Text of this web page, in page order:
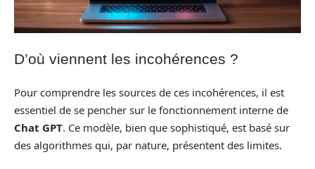
D’où viennent les incohérences ?
Pour comprendre les sources de ces incohérences, il est
essentiel de se pencher sur le fonctionnement interne de
Chat GPT. Ce modèle, bien que sophistiqué, est basé sur
des algorithmes qui, par nature, présentent des limites.